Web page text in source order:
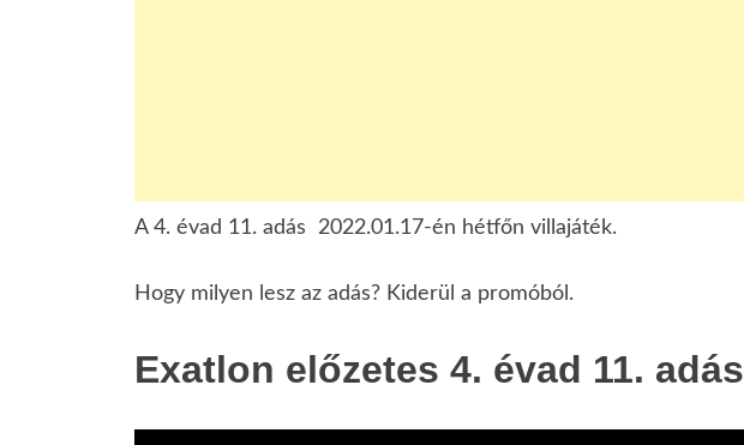
A 4. évad 11. adás 2022.01.17-én hétfőn villajáték.
Hogy milyen lesz az adás? Kiderül a promóból.
Exatlon előzetes 4. évad 11. adás